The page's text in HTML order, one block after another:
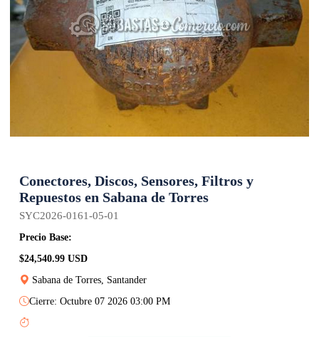
Conectores, Discos, Sensores, Filtros y
Repuestos en Sabana de Torres
SYC2026-0161-05-01
Precio Base:
$24,540.99 USD
Sabana de Torres, Santander
Cierre: Octubre 07 2026 03:00 PM